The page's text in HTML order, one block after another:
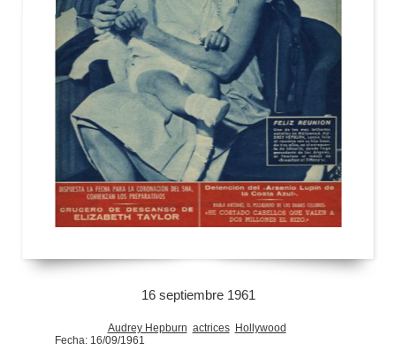
16 septiembre 1961
Audrey Hepburn actrices
Hollywood
Fecha: 16/09/1961